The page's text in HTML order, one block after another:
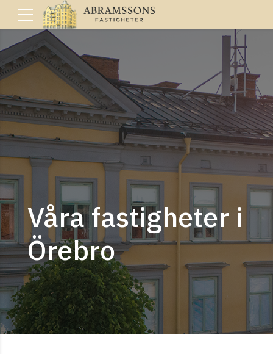
Våra fastigheter i
Örebro